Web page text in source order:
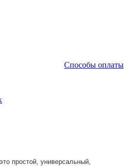
Способы оплаты
простой, универсальный,